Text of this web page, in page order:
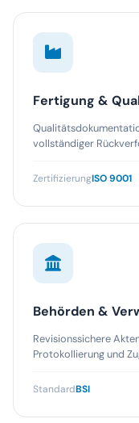
Fertigung &
vollständiger
ZertifizierungISO 9001
Behörden &
Revisionssichere
Protokollierung und
StandardBSI